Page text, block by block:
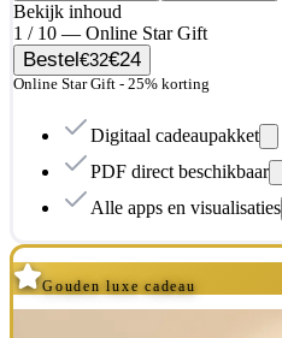
Bekijk inhoud
1 / 10 — Online Star Gift
Bestel€32€24
Online Star Gift - 25% korting
Digitaal cadeaupakket
PDF direct beschikbaar
Alle apps en visualisaties
Gouden luxe cadeau